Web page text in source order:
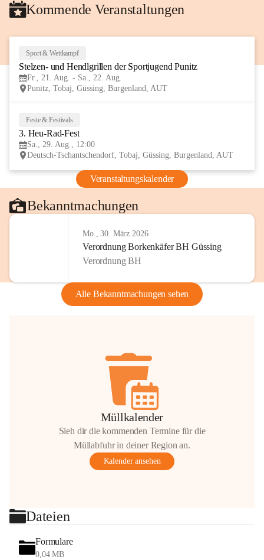
Kommende Veranstaltungen
Sport & Wettkampf
Stelzen- und Hendlgrillen der Sportjugend Punitz
Fr., 21. Aug. - Sa., 22. Aug.
Punitz, Tobaj, Güssing, Burgenland, AUT
Feste & Festivals
3. Heu-Rad-Fest
Sa., 29. Aug., 12:00
Deutsch-Tschantschendorf, Tobaj, Güssing, Burgenland, AUT
Veranstaltungskalender
Bekanntmachungen
Mo., 30. März 2026
Verordnung Borkenkäfer BH Güssing
Verordnung BH
Alle Bekanntmachungen sehen
Müllkalender
Sieh dir die kommenden Termine für die
Müllabfuhr in deiner Region an.
Kalender ansehen
Dateien
Formulare
0,04 MB